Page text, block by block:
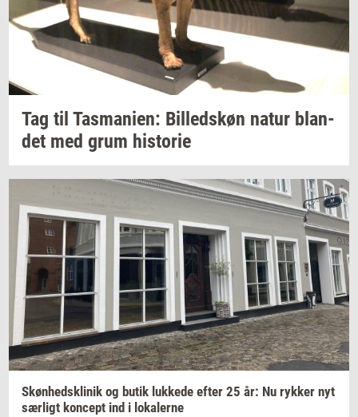
Tag til Tas­ma­ni­en: Bil­leds­køn natur blan­
det med grum hi­sto­rie
Skøn­heds­kli­nik og butik luk­ke­de efter 25 år: Nu ryk­ker nyt
sær­ligt kon­cept ind i lo­ka­ler­ne